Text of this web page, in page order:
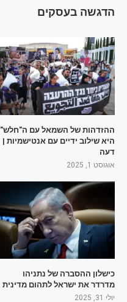
הדגשה בעסקים
ההזדהות של השמאל עם ה"חלש"
היא שילוב ידיים עם אנטישמיות |
דעה
אוגוסט 1, 2025
כישלון ההסברה של נתניהו
מדרדר את ישראל לתהום מדינית
יולי 31, 2025